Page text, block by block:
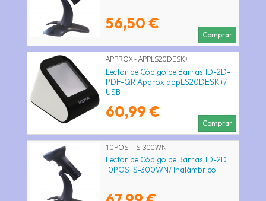
56,50 €
Comprar
APPROX - APPLS20DESK+
Lector de Código de Barras 1D-2D-
PDF-QR Approx appLS20DESK+/
USB
60,99 €
Comprar
10POS - IS-300WN
Lector de Código de Barras 1D-2D
10POS IS-300WN/ Inalámbrico